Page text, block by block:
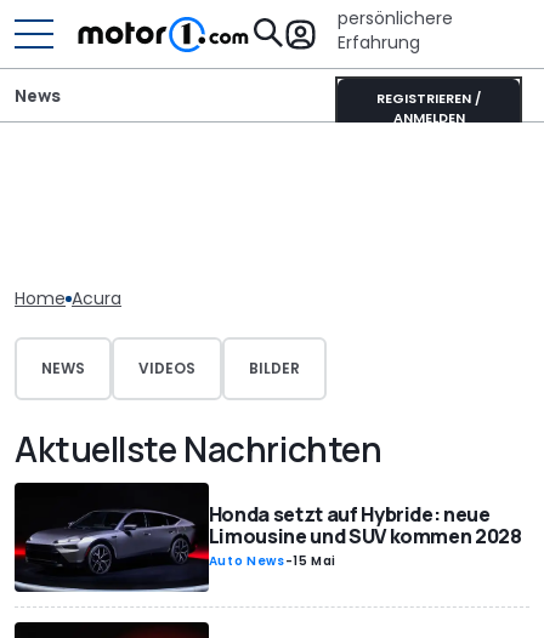
persönlichere
Erfahrung
REGISTRIEREN /
ANMELDEN
News
Home Acura
NEWS VIDEOS BILDER
Aktuellste Nachrichten
Honda setzt auf Hybride: neue
Limousine und SUV kommen 2028
Auto News-15 Mai